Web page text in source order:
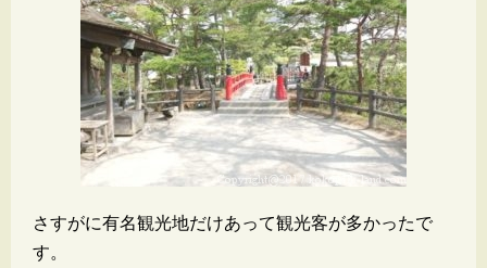
さすがに有名観光地だけあって観光客が多かったで
す。